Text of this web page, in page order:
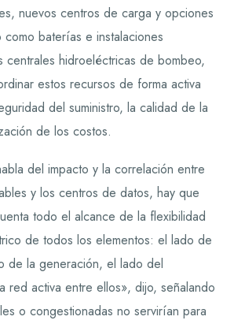
nuevos centros de carga y opciones
como baterías e instalaciones
centrales hidroeléctricas de bombeo,
estos recursos de forma activa
del suministro, la calidad de la
de los costos.
del impacto y la correlación entre
y los centros de datos, hay que
todo el alcance de la flexibilidad
de todos los elementos: el lado de
de la generación, el lado del
red activa entre ellos», dijo, señalando
o congestionadas no servirían para